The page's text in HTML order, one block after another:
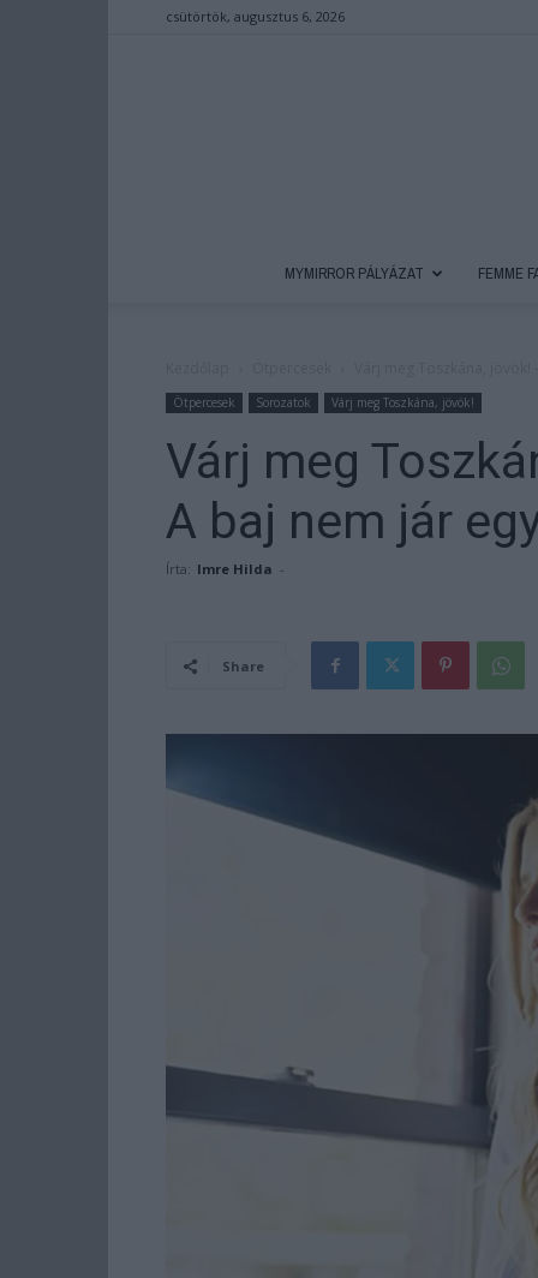
csütörtök, augusztus 6, 2026
MYMIRROR PÁLYÁZAT FEMME
Ötpercesek Sorozatok Várj meg Toszkána, jövök!
Várj meg
A baj nem jár
Írta: Imre Hilda -
Share